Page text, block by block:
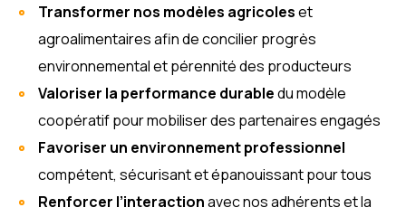
Transformer nos modèles agricoleset
agroalimentaires afin de concilier progrès
environnemental et pérennité des producteurs
Valoriser la performance durabledu modèle
coopératif pour mobiliser des partenaires engagés
Favoriser un environnement professionnel
compétent, sécurisant et épanouissant pour tous
Renforcer l’interactionavec nos adhérents et la